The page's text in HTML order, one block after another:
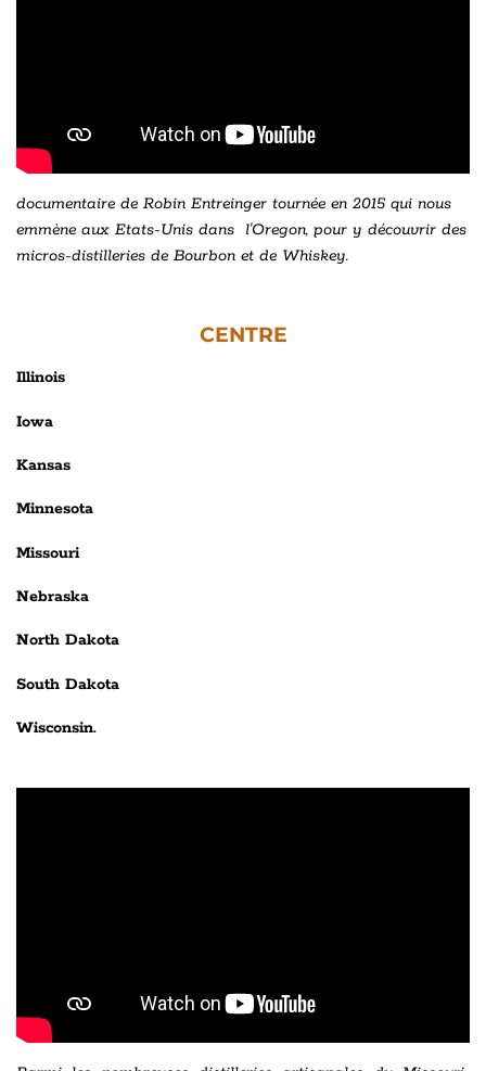
documentaire de Robin Entreinger tournée en 2015 qui nous
emmène aux Etats-Unis dans l'Oregon, pour y découvrir des
micros-distilleries de Bourbon et de Whiskey.
CENTRE
Illinois
Iowa
Kansas
Minnesota
Missouri
Nebraska
North Dakota
South Dakota
Wisconsin.